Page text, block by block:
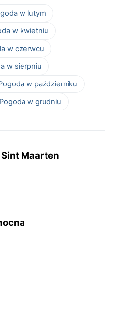
w lutym
w kwietniu
w czerwcu
w sierpniu
w październiku
Pogoda w grudniu
Maarten